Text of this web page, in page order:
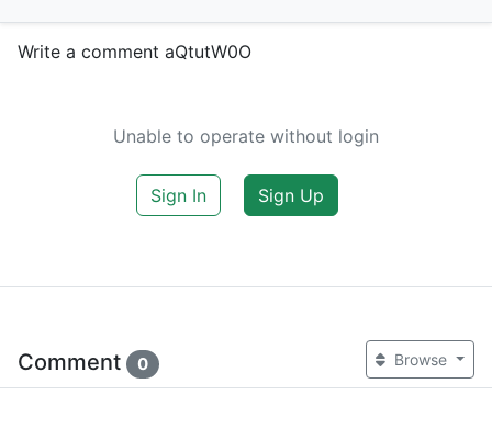
Write a comment aQtutW0O
Unable to operate without login
Sign In Sign Up
Comment 0 Browse